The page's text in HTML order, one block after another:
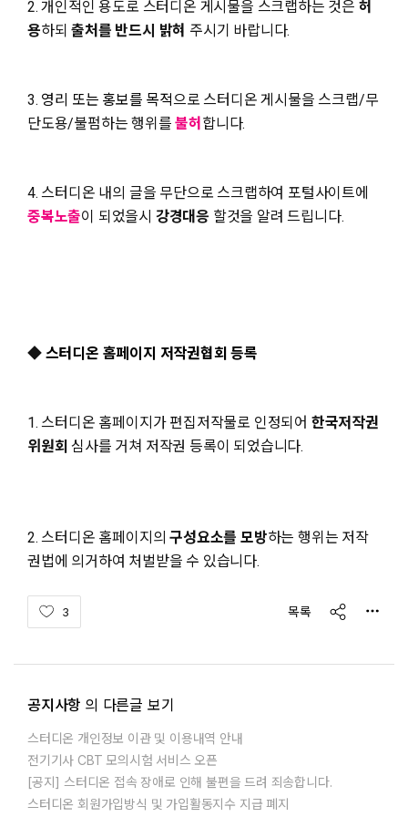
2. 개인적인 용도로 스터디온 게시물을 스크랩하는 것은 허
용하되출처를 반드시 밝혀 주시기 바랍니다.
3. 영리 또는 홍보를 목적으로 스터디온 게시물을 스크랩/무
단도용/불펌하는 행위를불허 합니다.
4. 스터디온 내의 글을 무단으로 스크랩하여 포털사이트에
중복노출이 되었을시 강경대응 할것을 알려 드립니다.
◆ 스터디온 홈페이지 저작권협회 등록
1. 스터디온 홈페이지가 편집저작물로 인정되어 한국저작권
위원회 심사를 거쳐 저작권 등록이 되었습니다.
2. 스터디온 홈페이지의구성요소를 모방하는 행위는 저작
권법에 의거하여 처벌받을 수 있습니다.
3 목록 share
공지사항 의 다른글 보기
스터디온 개인정보 이관 및 이용내역 안내
전기기사 CBT 모의시험 서비스 오픈
[공지] 스터디온 접속 장애로 인해 불편을 드려 죄송합니다.
스터디온 회원가입방식 및 가입활동지수 지급 폐지